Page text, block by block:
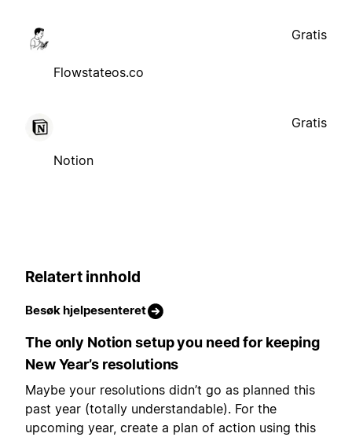
Flowstateos.co
Gratis
Notion
Gratis
Relatert innhold
Besøk hjelpesenteret
The only Notion setup you need for keeping
New Year’s resolutions
Maybe your resolutions didn’t go as planned this
past year (totally understandable). For the
upcoming year, create a plan of action using this